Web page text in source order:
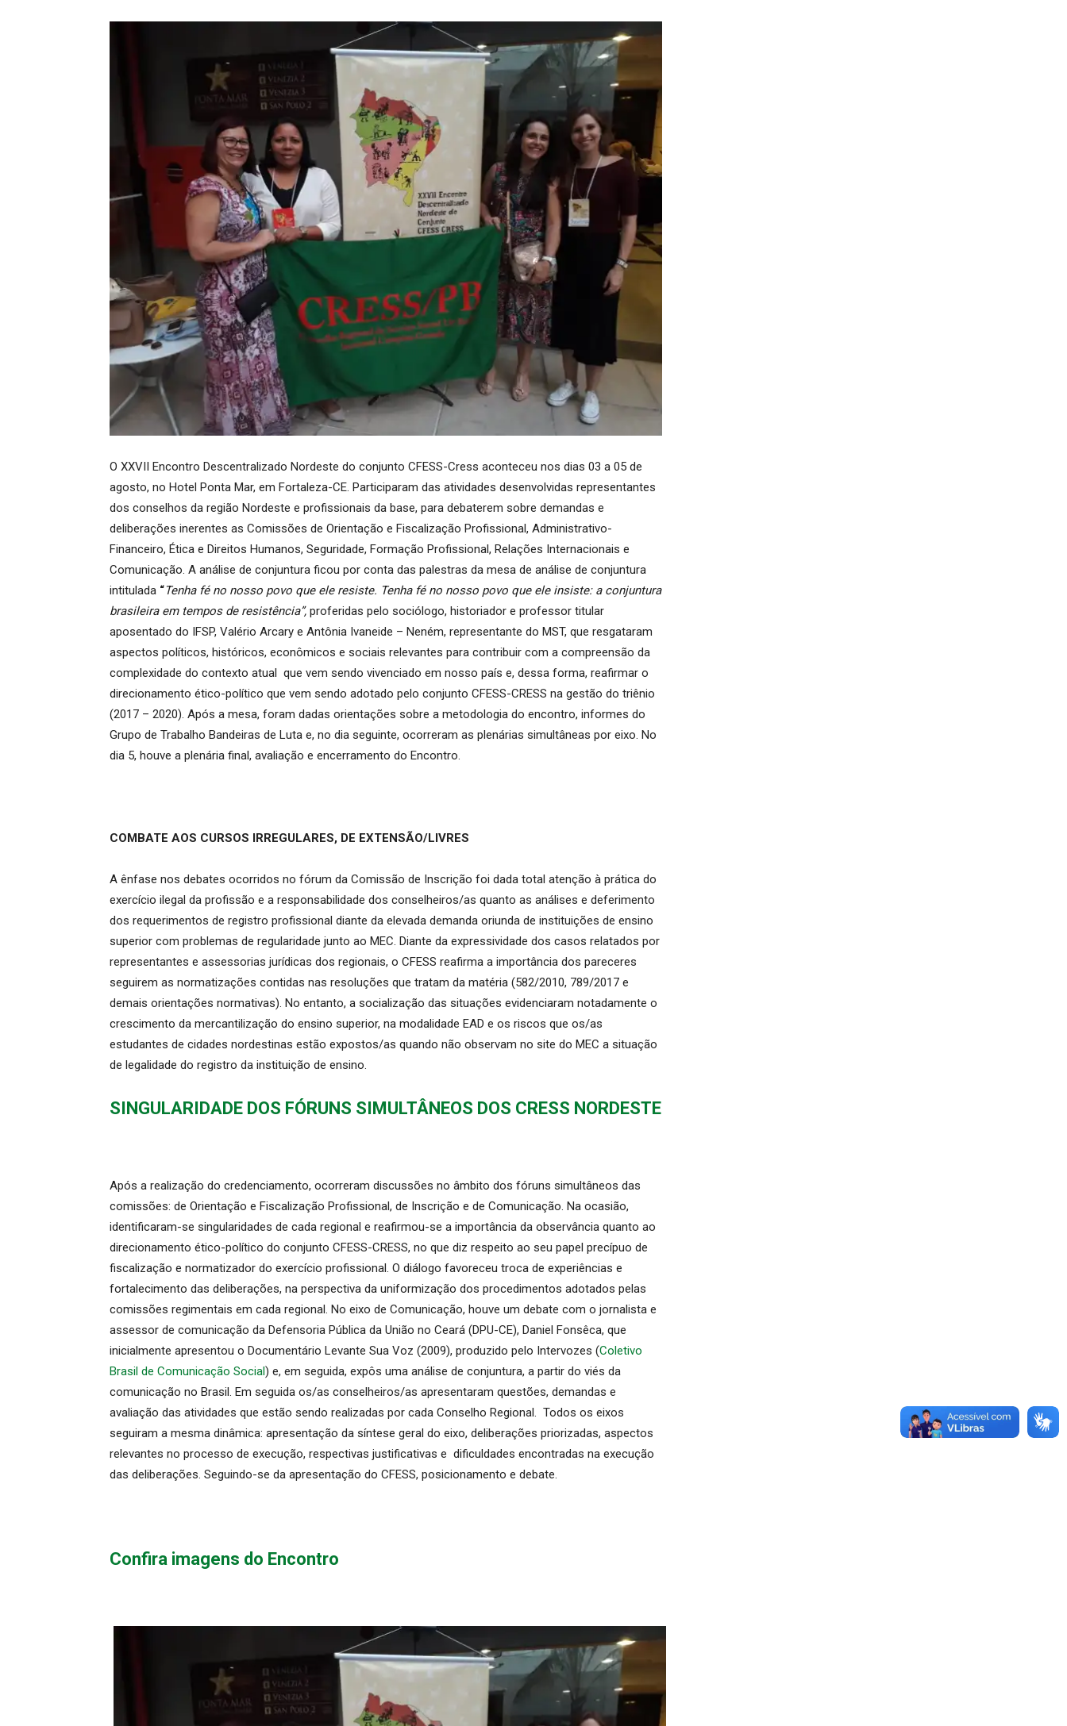
O XXVII Encontro Descentralizado Nordeste do conjunto CFESS-Cress aconteceu nos dias 03 a 05 de
agosto, no Hotel Ponta Mar, em Fortaleza-CE. Participaram das atividades desenvolvidas representantes
dos conselhos da região Nordeste e profissionais da base, para debaterem sobre demandas e
deliberações inerentes as Comissões de Orientação e Fiscalização Profissional, Administrativo-
Financeiro, Ética e Direitos Humanos, Seguridade, Formação Profissional, Relações Internacionais e
Comunicação. A análise de conjuntura ficou por conta das palestras da mesa de análise de conjuntura
intitulada “Tenha fé no nosso povo que ele resiste. Tenha fé no nosso povo que ele insiste: a conjuntura
brasileira em tempos de resistência”, proferidas pelo sociólogo, historiador e professor titular
aposentado do IFSP, Valério Arcary e Antônia Ivaneide – Neném, representante do MST, que resgataram
aspectos políticos, históricos, econômicos e sociais relevantes para contribuir com a compreensão da
complexidade do contexto atual que vem sendo vivenciado em nosso país e, dessa forma, reafirmar o
direcionamento ético-político que vem sendo adotado pelo conjunto CFESS-CRESS na gestão do triênio
(2017 – 2020). Após a mesa, foram dadas orientações sobre a metodologia do encontro, informes do
Grupo de Trabalho Bandeiras de Luta e, no dia seguinte, ocorreram as plenárias simultâneas por eixo. No
dia 5, houve a plenária final, avaliação e encerramento do Encontro.
COMBATE AOS CURSOS IRREGULARES, DE EXTENSÃO/LIVRES
A ênfase nos debates ocorridos no fórum da Comissão de Inscrição foi dada total atenção à prática do
exercício ilegal da profissão e a responsabilidade dos conselheiros/as quanto as análises e deferimento
dos requerimentos de registro profissional diante da elevada demanda oriunda de instituições de ensino
superior com problemas de regularidade junto ao MEC. Diante da expressividade dos casos relatados por
representantes e assessorias jurídicas dos regionais, o CFESS reafirma a importância dos pareceres
seguirem as normatizações contidas nas resoluções que tratam da matéria (582/2010, 789/2017 e
demais orientações normativas). No entanto, a socialização das situações evidenciaram notadamente o
crescimento da mercantilização do ensino superior, na modalidade EAD e os riscos que os/as
estudantes de cidades nordestinas estão expostos/as quando não observam no site do MEC a situação
de legalidade do registro da instituição de ensino.
SINGULARIDADE DOS FÓRUNS SIMULTÂNEOS DOS CRESS NORDESTE
Após a realização do credenciamento, ocorreram discussões no âmbito dos fóruns simultâneos das
comissões: de Orientação e Fiscalização Profissional, de Inscrição e de Comunicação. Na ocasião,
identificaram-se singularidades de cada regional e reafirmou-se a importância da observância quanto ao
direcionamento ético-político do conjunto CFESS-CRESS, no que diz respeito ao seu papel precípuo de
fiscalização e normatizador do exercício profissional. O diálogo favoreceu troca de experiências e
fortalecimento das deliberações, na perspectiva da uniformização dos procedimentos adotados pelas
comissões regimentais em cada regional. No eixo de Comunicação, houve um debate com o jornalista e
assessor de comunicação da Defensoria Pública da União no Ceará (DPU-CE), Daniel Fonsêca, que
inicialmente apresentou o Documentário Levante Sua Voz (2009), produzido pelo Intervozes (Coletivo
Brasil de Comunicação Social) e, em seguida, expôs uma análise de conjuntura, a partir do viés da
comunicação no Brasil. Em seguida os/as conselheiros/as apresentaram questões, demandas e
avaliação das atividades que estão sendo realizadas por cada Conselho Regional. Todos os eixos
seguiram a mesma dinâmica: apresentação da síntese geral do eixo, deliberações priorizadas, aspectos
relevantes no processo de execução, respectivas justificativas e dificuldades encontradas na execução
das deliberações. Seguindo-se da apresentação do CFESS, posicionamento e debate.
Confira imagens do Encontro